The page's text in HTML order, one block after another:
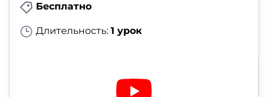
Бесплатно
Длительность: 1 урок